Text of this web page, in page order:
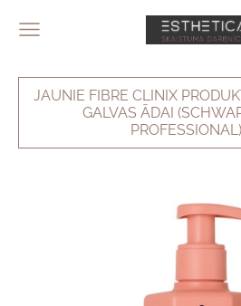
JAUNIE FIBRE CLINIX
GALVAS ĀDAI
PROFESSIONAL)